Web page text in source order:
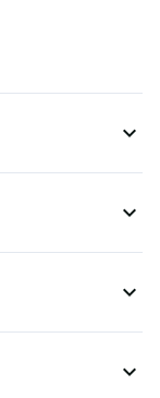
expand_more
expand_more
expand_more
expand_more